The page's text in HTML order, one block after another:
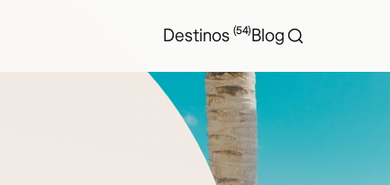
Destinos (54)Blog